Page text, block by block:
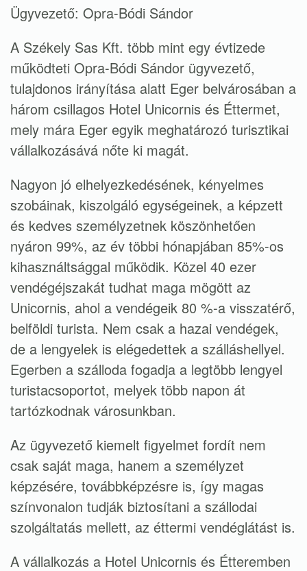
Ügyvezető: Opra-Bódi Sándor
A Székely Sas Kft. több mint egy évtizede
működteti Opra-Bódi Sándor ügyvezető,
tulajdonos irányítása alatt Eger belvárosában a
három csillagos Hotel Unicornis és Éttermet,
mely mára Eger egyik meghatározó turisztikai
vállalkozásává nőte ki magát.
Nagyon jó elhelyezkedésének, kényelmes
szobáinak, kiszolgáló egységeinek, a képzett
és kedves személyzetnek köszönhetően
nyáron 99%, az év többi hónapjában 85%-os
kihasználtsággal működik. Közel 40 ezer
vendégéjszakát tudhat maga mögött az
Unicornis, ahol a vendégeik 80 %-a visszatérő,
belföldi turista. Nem csak a hazai vendégek,
de a lengyelek is elégedettek a szálláshellyel.
Egerben a szálloda fogadja a legtöbb lengyel
turistacsoportot, melyek több napon át
tartózkodnak városunkban.
Az ügyvezető kiemelt figyelmet fordít nem
csak saját maga, hanem a személyzet
képzésére, továbbképzésre is, így magas
színvonalon tudják biztosítani a szállodai
szolgáltatás mellett, az éttermi vendéglátást is.
A vállalkozás a Hotel Unicornis és Étteremben